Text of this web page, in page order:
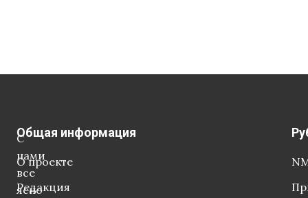
С
нами
все
ясно
Общая информация
О проекте
Редакция